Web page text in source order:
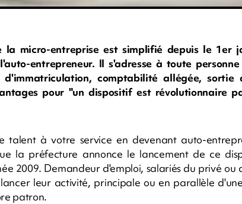
la micro-entreprise est simplifié depuis le 1er
entrepreneur. Il s'adresse à toute
d'immatriculation, comptabilité allégée,
pour "un dispositif est révolutionnaire
talent à votre service en devenant auto-
la préfecture annonce le lancement de ce
2009. Demandeur d'emploi, salariés du privé
leur activité, principale ou en parallèle
patron.